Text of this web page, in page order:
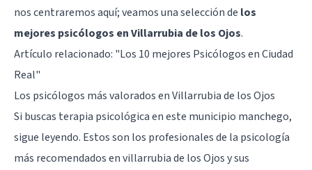
nos centraremos aquí; veamos una selección de los
mejores psicólogos en Villarrubia de los Ojos.
Artículo relacionado: "Los 10 mejores Psicólogos en Ciudad
Real"
Los psicólogos más valorados en Villarrubia de los Ojos
Si buscas terapia psicológica en este municipio manchego,
sigue leyendo. Estos son los profesionales de la psicología
más recomendados en villarrubia de los Ojos y sus